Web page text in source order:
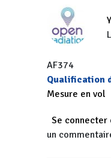
AF374
Qualification
Mesure en vol
Se connecter
un